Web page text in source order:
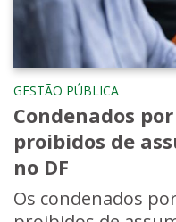
GESTÃO PÚBLICA
Condenados
proibidos de
no DF
Os condenados